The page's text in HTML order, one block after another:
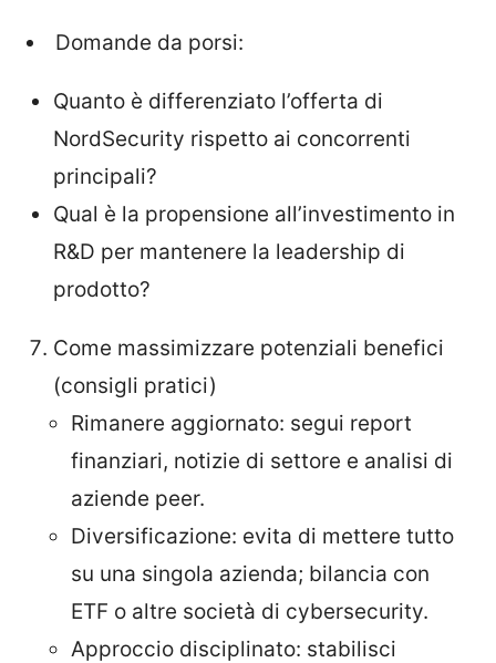
Domande da porsi:
Quanto è differenziato l’offerta di
NordSecurity rispetto ai concorrenti
principali?
Qual è la propensione all’investimento in
R&D per mantenere la leadership di
prodotto?
Come massimizzare potenziali benefici
(consigli pratici)
Rimanere aggiornato: segui report
finanziari, notizie di settore e analisi di
aziende peer.
Diversificazione: evita di mettere tutto
su una singola azienda; bilancia con
ETF o altre società di cybersecurity.
Approccio disciplinato: stabilisci